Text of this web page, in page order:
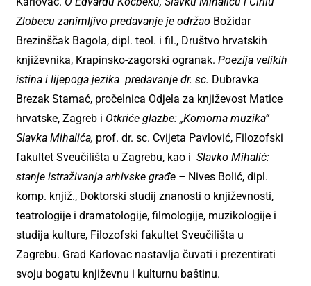
Zlobecu zanimljivo predavanje je održao Božidar
Brezinščak Bagola, dipl. teol. i fil., Društvo hrvatskih
književnika, Krapinsko-zagorski ogranak.Poezija velikih
istina i lijepoga jezika predavanjedr. sc. Dubravka
Brezak Stamać, pročelnica Odjela za književost Matice
hrvatske, Zagreb i Otkriće glazbe: „Komorna muzika”
Slavka Mihalića, prof. dr. sc. Cvijeta Pavlović, Filozofski
fakultet Sveučilišta u Zagrebu, kao iSlavko Mihalić:
stanje istraživanja arhivske građe – Nives Bolić, dipl.
komp. knjiž., Doktorski studij znanosti o književnosti,
teatrologije i dramatologije, filmologije, muzikologije i
studija kulture, Filozofski fakultet Sveučilišta u
Zagrebu. Grad Karlovac nastavlja čuvati i prezentirati
svoju bogatu književnu i kulturnu baštinu.